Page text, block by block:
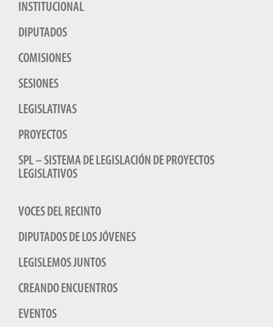
INSTITUCIONAL
DIPUTADOS
COMISIONES
SESIONES
LEGISLATIVAS
PROYECTOS
SPL – SISTEMA DE LEGISLACIÓN DE PROYECTOS
LEGISLATIVOS
VOCES DEL RECINTO
DIPUTADOS DE LOS JÓVENES
LEGISLEMOS JUNTOS
CREANDO ENCUENTROS
EVENTOS